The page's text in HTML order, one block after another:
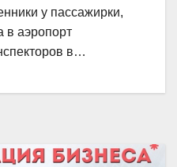
у пассажирки,
в аэропорт
в…